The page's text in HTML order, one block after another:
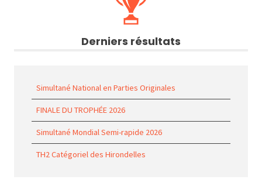
Derniers résultats
Simultané National en Parties Originales
FINALE DU TROPHÉE 2026
Simultané Mondial Semi-rapide 2026
TH2 Catégoriel des Hirondelles